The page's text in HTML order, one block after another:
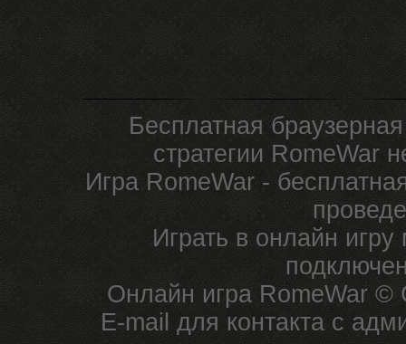
Бесплатная
стратегии RomeWar
Игра RomeWar -
Играть в онлайн
Онлайн игра RomeWar ©
E-mail для контакта с